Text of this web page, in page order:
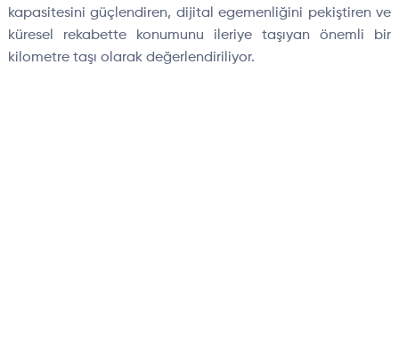
kapasitesini güçlendiren, dijital egemenliğini pekiştiren ve
küresel rekabette konumunu ileriye taşıyan önemli bir
kilometre taşı olarak değerlendiriliyor.